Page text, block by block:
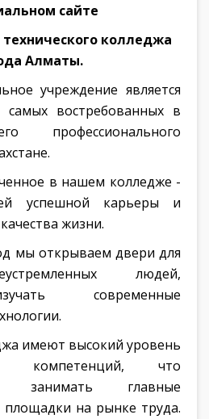
сайте
колледжа
Алматы.
учреждение является
востребованных в
профессионального
в нашем колледже -
успешной карьеры и
жизни.
мы открываем двери для
людей,
современные
имеют высокий уровень
компетенций, что
занимать главные
площадки на рынке труда.